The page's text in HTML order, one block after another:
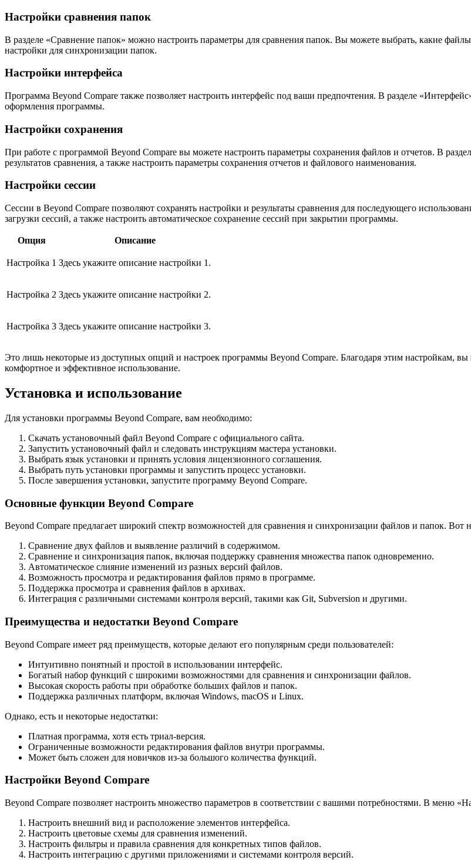
Настройки сравнения папок
В разделе «Сравнение папок» можно настроить параметры для сравнения папок. Вы можете выбрать, какие
настройки для синхронизации папок.
Настройки интерфейса
Программа Beyond Compare также позволяет настроить интерфейс под ваши предпочтения. В разделе
оформления программы.
Настройки сохранения
При работе с программой Beyond Compare вы можете настроить параметры сохранения файлов и отчетов. В
результатов сравнения, а также настроить параметры сохранения отчетов и файлового наименования.
Настройки сессии
Сессии в Beyond Compare позволяют сохранять настройки и результаты сравнения для последующего
загрузки сессий, а также настроить автоматическое сохранение сессий при закрытии программы.
Опция Описание
Настройка 1 Здесь укажите описание настройки 1.
Настройка 2 Здесь укажите описание настройки 2.
Настройка 3 Здесь укажите описание настройки 3.
Это лишь некоторые из доступных опций и настроек программы Beyond Compare. Благодаря этим настройкам,
комфортное и эффективное использование.
Установка и использование
Для установки программы Beyond Compare, вам необходимо:
Скачать установочный файл Beyond Compare с официального сайта.
Запустить установочный файл и следовать инструкциям мастера установки.
Выбрать язык установки и принять условия лицензионного соглашения.
Выбрать путь установки программы и запустить процесс установки.
После завершения установки, запустите программу Beyond Compare.
Основные функции Beyond Compare
Beyond Compare предлагает широкий спектр возможностей для сравнения и синхронизации файлов и папок. Вот
Сравнение двух файлов и выявление различий в содержимом.
Сравнение и синхронизация папок, включая поддержку сравнения множества папок одновременно.
Автоматическое слияние изменений из разных версий файлов.
Возможность просмотра и редактирования файлов прямо в программе.
Поддержка просмотра и сравнения файлов в архивах.
Интеграция с различными системами контроля версий, такими как Git, Subversion и другими.
Преимущества и недостатки Beyond Compare
Beyond Compare имеет ряд преимуществ, которые делают его популярным среди пользователей:
Интуитивно понятный и простой в использовании интерфейс.
Богатый набор функций с широкими возможностями для сравнения и синхронизации файлов.
Высокая скорость работы при обработке больших файлов и папок.
Поддержка различных платформ, включая Windows, macOS и Linux.
Однако, есть и некоторые недостатки:
Платная программа, хотя есть триал-версия.
Ограниченные возможности редактирования файлов внутри программы.
Может быть сложен для новичков из-за большого количества функций.
Настройки Beyond Compare
Beyond Compare позволяет настроить множество параметров в соответствии с вашими потребностями. В меню
Настроить внешний вид и расположение элементов интерфейса.
Настроить цветовые схемы для сравнения изменений.
Настроить фильтры и правила сравнения для конкретных типов файлов.
Настроить интеграцию с другими приложениями и системами контроля версий.